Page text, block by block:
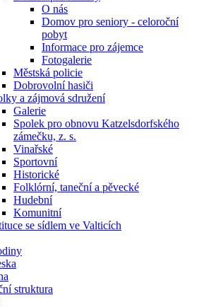
O nás
Domov pro seniory - celoroční
pobyt
Informace pro zájemce
Fotogalerie
Městská policie
Dobrovolní hasiči
a zájmová sdružení
Galerie
Spolek pro obnovu Katzelsdorfského
zámečku, z. s.
Vinařské
Sportovní
Historické
Folklórní, taneční a pěvecké
Hudební
Komunitní
se sídlem ve Valticích
struktura